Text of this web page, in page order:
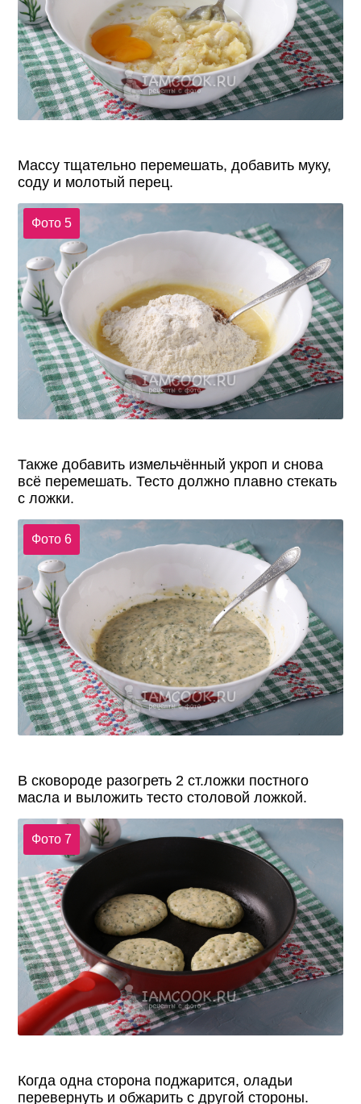
Массу тщательно перемешать, добавить муку,
соду и молотый перец.
Фото 5
Также добавить измельчённый укроп и снова
всё перемешать. Тесто должно плавно стекать
с ложки.
Фото 6
В сковороде разогреть 2 ст.ложки постного
масла и выложить тесто столовой ложкой.
Фото 7
Когда одна сторона поджарится, оладьи
перевернуть и обжарить с другой стороны.